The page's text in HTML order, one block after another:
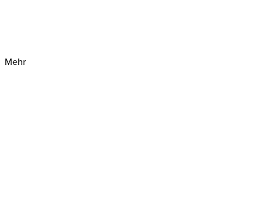
Mehr